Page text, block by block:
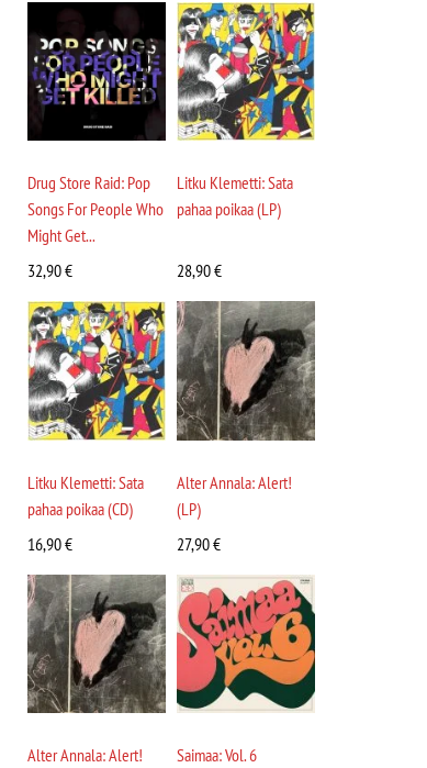
Drug Store Raid: Pop
Songs For People Who
Might Get...
32,90€
Litku Klemetti: Sata
pahaa poikaa (LP)
28,90€
Litku Klemetti: Sata
pahaa poikaa (CD)
16,90€
Alter Annala: Alert!
(LP)
27,90€
Alter Annala: Alert!
Saimaa: Vol. 6